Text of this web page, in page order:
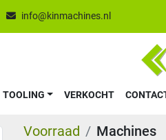
info@kinmachines.nl
TOOLING VERKOCHT
Voorraad Machines